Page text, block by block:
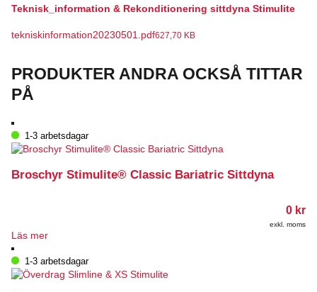
Teknisk_information & Rekonditionering sittdyna Stimulite
tekniskinformation20230501.pdf627,70 KB
PRODUKTER ANDRA OCKSÅ TITTAR
PÅ
1-3 arbetsdagar
Broschyr Stimulite® Classic Bariatric Sittdyna
0 kr
exkl. moms
Läs mer
1-3 arbetsdagar